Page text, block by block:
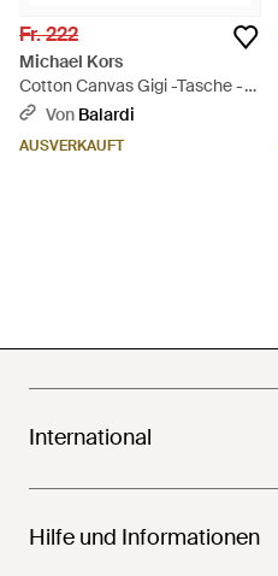
Fr. 222
Michael Kors
Cotton Canvas Gigi -Tasche -
PinkVon Balardi
AUSVERKAUFT
International
Hilfe und Informationen